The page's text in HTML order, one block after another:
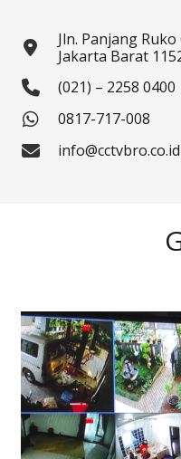
Jln. Panjang
Jakarta Barat
(021) – 2258 0400
0817-717-008
info@cctvbro.co.id